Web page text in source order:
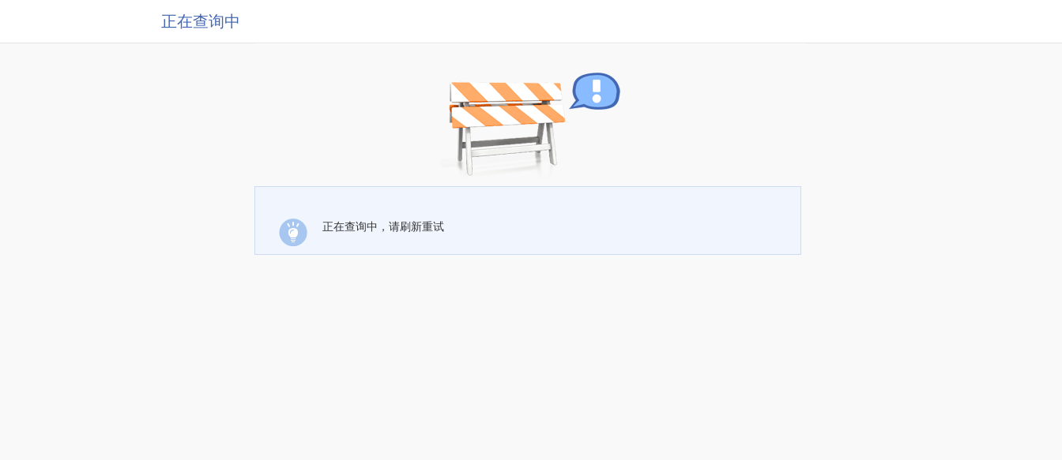
正在查询中
正在查询中，请刷新重试